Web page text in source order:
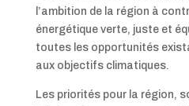
l’ambition de la région à
énergétique verte, juste et
toutes les opportunités
aux objectifs climatiques.
Les priorités pour la région,